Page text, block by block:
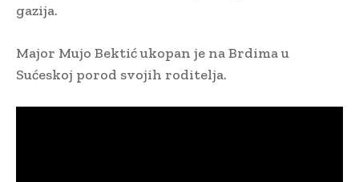
gazija.
Major Mujo Bektić ukopan je na Brdima u
Sućeskoj porod svojih roditelja.